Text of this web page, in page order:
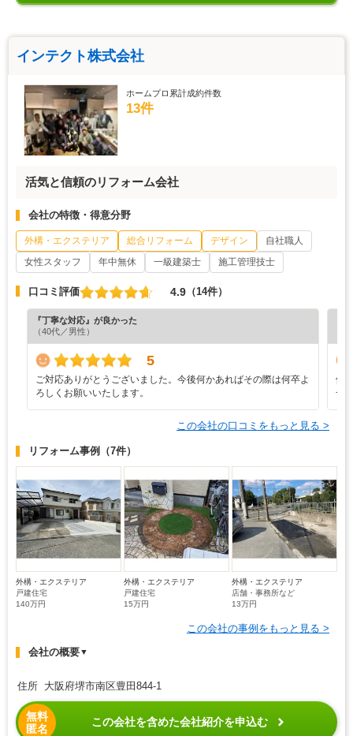
インテクト株式会社
ホームプロ累計成約件数
13件
活気と信頼のリフォーム会社
会社の特徴・得意分野
外構・エクステリア 総合リフォーム デザイン
自社職人
女性スタッフ
年中無休 一級建築士 施工管理技士
口コミ評価 4.9 （14件）
『丁寧な対応』が良かった
（40代／男性）
5
ご対応ありがとうございました。今後何かあればその際は何卒よ
ろしくお願いいたします。
修
一
この会社の口コミをもっと見る >
リフォーム事例 （7件）
外構・エクステリア
戸建住宅
140万円
外構・エクステリア
戸建住宅
15万円
外構・エクステリア
店舗・事務所など
13万円
この会社の事例をもっと見る >
会社の概要▼
住所 大阪府堺市南区豊田844-1
無料
匿名
この会社を含めた会社紹介を申込む